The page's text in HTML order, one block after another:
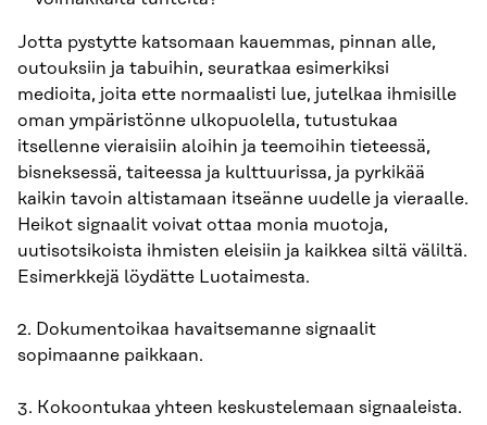
Jotta pystytte katsomaan kauemmas, pinnan alle,
outouksiin ja tabuihin, seuratkaa esimerkiksi
medioita, joita ette normaalisti lue, jutelkaa ihmisille
oman ympäristönne ulkopuolella, tutustukaa
itsellenne vieraisiin aloihin ja teemoihin tieteessä,
bisneksessä, taiteessa ja kulttuurissa, ja pyrkikää
kaikin tavoin altistamaan itseänne uudelle ja vieraalle.
Heikot signaalit voivat ottaa monia muotoja,
uutisotsikoista ihmisten eleisiin ja kaikkea siltä väliltä.
Esimerkkejä löydätte Luotaimesta.
2. Dokumentoikaa havaitsemanne signaalit
sopimaanne paikkaan.
3. Kokoontukaa yhteen keskustelemaan signaaleista.